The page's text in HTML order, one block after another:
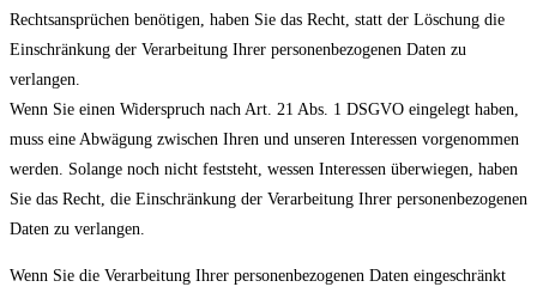
Rechtsansprüchen benötigen, haben Sie das Recht, statt der Löschung die
Einschränkung der Verarbeitung Ihrer personenbezogenen Daten zu
verlangen.
Wenn Sie einen Widerspruch nach Art. 21 Abs. 1 DSGVO eingelegt haben,
muss eine Abwägung zwischen Ihren und unseren Interessen vorgenommen
werden. Solange noch nicht feststeht, wessen Interessen überwiegen, haben
Sie das Recht, die Einschränkung der Verarbeitung Ihrer personenbezogenen
Daten zu verlangen.
Wenn Sie die Verarbeitung Ihrer personenbezogenen Daten eingeschränkt